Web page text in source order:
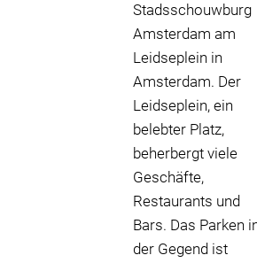
Stadsschouwburg
Amsterdam am
Leidseplein in
Amsterdam. Der
Leidseplein, ein
belebter Platz,
beherbergt viele
Geschäfte,
Restaurants und
Bars. Das Parken
der Gegend ist